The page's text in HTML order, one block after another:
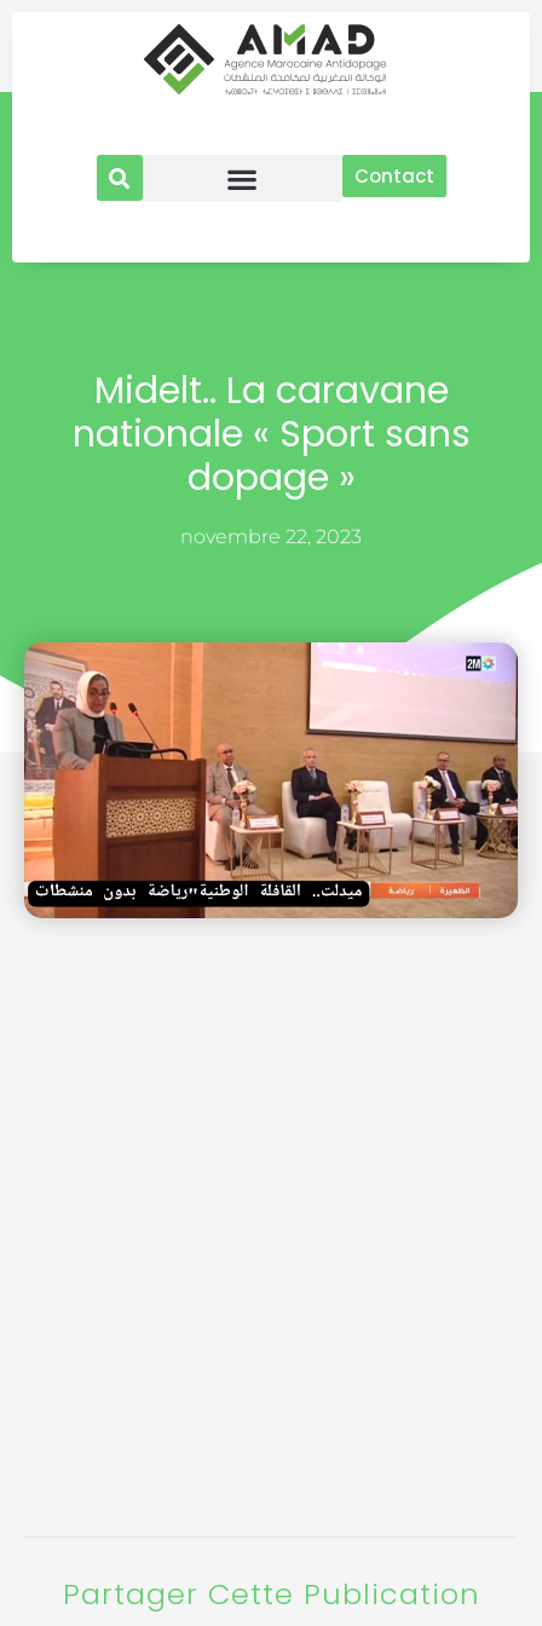
Contact
Midelt.. La caravane
nationale « Sport sans
dopage »
novembre 22, 2023
Partager Cette Publication